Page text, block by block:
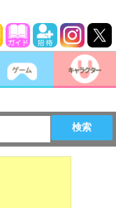
検索